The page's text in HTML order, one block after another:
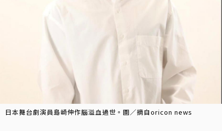
日本舞台劇演員島崎伸作腦溢血過世。圖／摘自oricon news